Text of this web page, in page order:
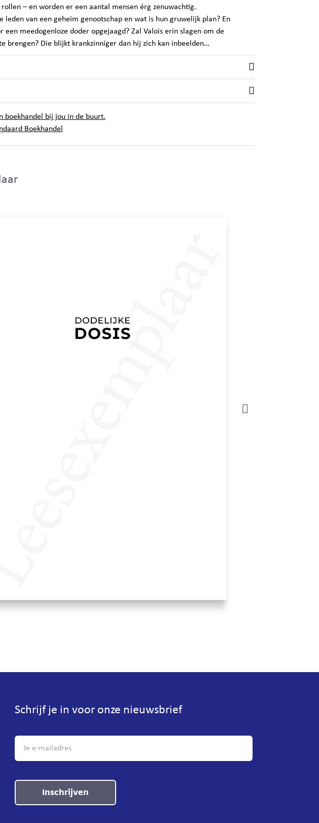
– en worden er een aantal mensen érg zenuwachtig.
leden van een geheim genootschap en wat is hun gruwelijk plan? En
een meedogenloze doder opgejaagd? Zal Valois erin slagen om de
brengen? Die blijkt krankzinniger dan hij zich kan inbeelden…
boekhandel bij jou in de buurt.
Boekhandel
Schrijf je in voor onze nieuwsbrief
Inschrijven